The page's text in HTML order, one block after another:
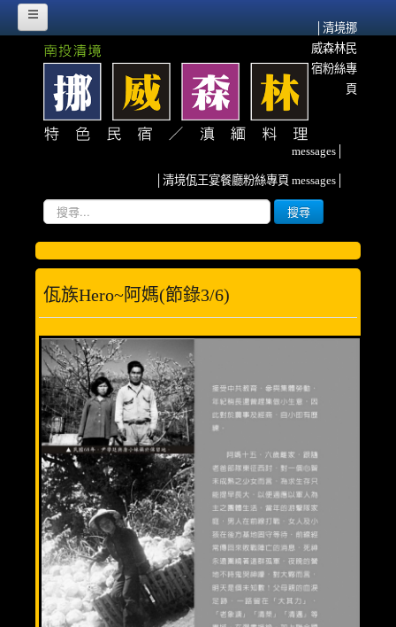
│清境挪
威森林民
宿粉絲專
頁
messages│
│清境佤王宴餐廳粉絲專頁 messages│
搜
尋...
搜尋
HOME
挪威故事
挪威森林的源起
紀念佤族HERO~阿媽
挪威臉書散記
森林寫真
客房介紹
甜蜜雙人房(2人)
溫馨三人房(3人)
優質親子房(4人)
精緻全家福(6人)
渡假小木屋(6人)
美食餐廳
週邊景點
佤族hero~阿媽(節錄3/6)